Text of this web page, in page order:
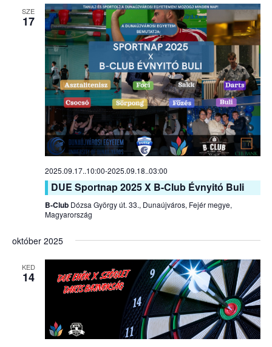
SZE
17
2025.09.17..10:00-2025.09.18..03:00
DUE Sportnap 2025 X B-Club Évnyitó Buli
B-Club Dózsa György út. 33., Dunaújváros, Fejér megye,
Magyarország
október 2025
KED
14